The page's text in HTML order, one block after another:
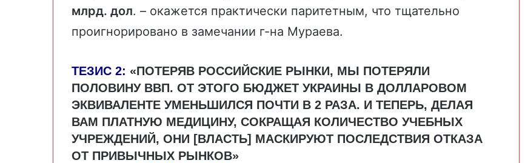
млрд. дол. – окажется практически паритетным, что тщательно
проигнорировано в замечании г-на Мураева.
ТЕЗИС 2: «ПОТЕРЯВ РОССИЙСКИЕ РЫНКИ, МЫ ПОТЕРЯЛИ
ПОЛОВИНУ ВВП. ОТ ЭТОГО БЮДЖЕТ УКРАИНЫ В ДОЛЛАРОВОМ
ЭКВИВАЛЕНТЕ УМЕНЬШИЛСЯ ПОЧТИ В 2 РАЗА. И ТЕПЕРЬ, ДЕЛАЯ
ВАМ ПЛАТНУЮ МЕДИЦИНУ, СОКРАЩАЯ КОЛИЧЕСТВО УЧЕБНЫХ
УЧРЕЖДЕНИЙ, ОНИ [ВЛАСТЬ] МАСКИРУЮТ ПОСЛЕДСТВИЯ ОТКАЗА
ОТ ПРИВЫЧНЫХ РЫНКОВ»